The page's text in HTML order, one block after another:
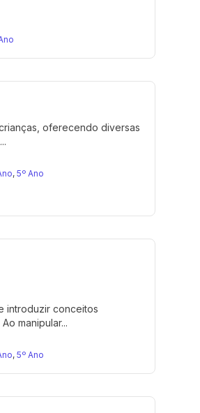
oferecendo diversas
, 5º Ano
introduzir conceitos
manipular...
, 5º Ano